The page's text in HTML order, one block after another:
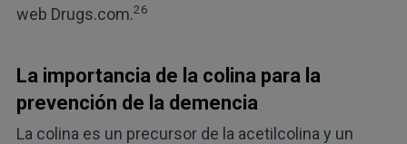
web Drugs.com.26
La importancia de la colina para la
prevención de la demencia
La colina es un precursor de la acetilcolina y un